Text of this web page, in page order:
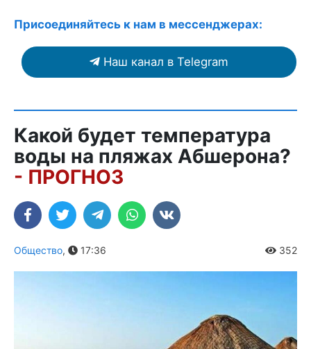
Присоединяйтесь к нам в мессенджерах:
Наш канал в Telegram
Какой будет температура
воды на пляжах Абшерона?
- ПРОГНОЗ
Общество, 17:36 352